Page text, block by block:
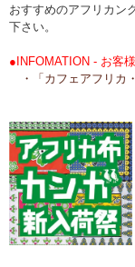
おすすめのアフリカン
下さい。
●INFOMATION - お客
・「カフェアフリカ